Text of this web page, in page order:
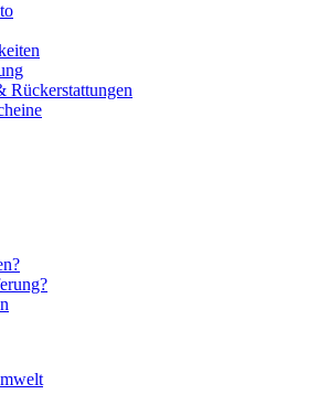
Rückerstattungen